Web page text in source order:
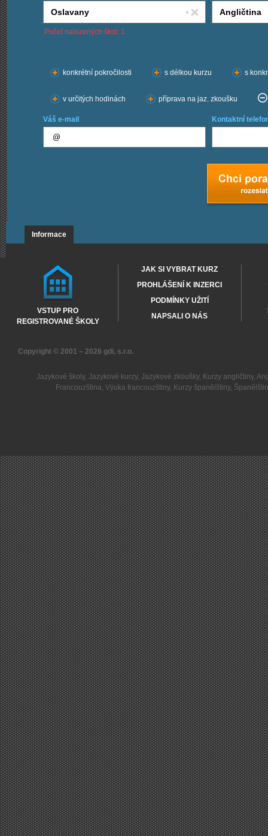
Počet nalezených škol: 1
konkrétní pokročilosti
s délkou kurzu s
v určitých hodinách příprava na jaz. zkoušku
Váš e-mail Kontaktní
Informace
VSTUP PRO
REGISTROVANÉ ŠKOLY
JAK SI VYBRAT KURZ
PROHLÁŠENÍ K INZERCI
PODMÍNKY UŽITÍ
NAPSALI O NÁS
Copyright © 2001 – 2026 gdi, s.r.o.
Jazykové školy, Jazykové kurzy, Jazykové zkoušky, Kurzy angličtiny,
Francouzština,Výuka francouzštiny, Kurzy španělštiny,